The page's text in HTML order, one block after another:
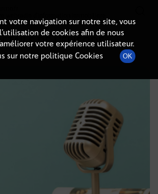
DE L'ÉPISODE
: Invalid date
votre navigation sur notre site, vous
de cookies afin de nous
votre expérience utilisateur.
sur notre politique Cookies
OK